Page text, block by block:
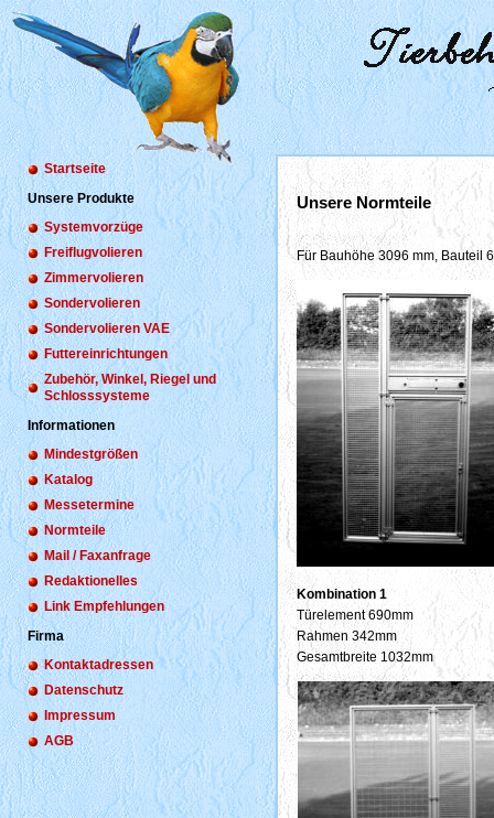
Startseite
Unsere Produkte
Systemvorzüge
Freiflugvolieren
Zimmervolieren
Sondervolieren
Sondervolieren VAE
Futtereinrichtungen
Zubehör, Winkel, Riegel und
Schlosssysteme
Informationen
Mindestgrößen
Katalog
Messetermine
Normteile
Mail / Faxanfrage
Redaktionelles
Link Empfehlungen
Firma
Kontaktadressen
Datenschutz
Impressum
AGB
Unsere Normteile
Für Bauhöhe 3096 mm, Bauteil
Kombination 1
Türelement 690mm
Rahmen 342mm
Gesamtbreite 1032mm